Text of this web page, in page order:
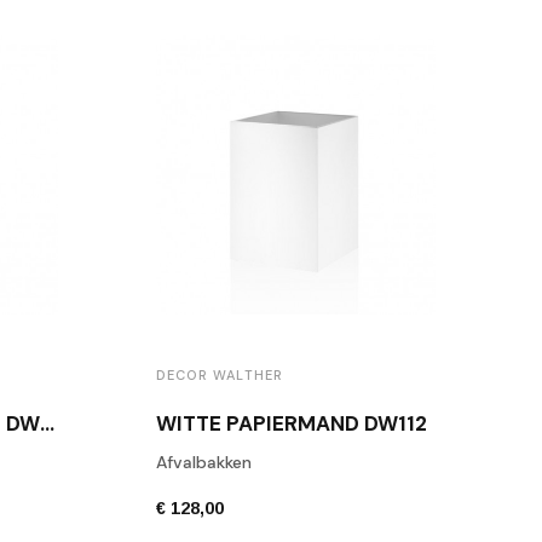
ZWARTE PAPIERMAND DW112
DECOR WALTHER
WITTE PAPIERMAND DW112
Afvalbakken
€ 128,00